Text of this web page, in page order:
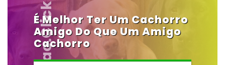
É Melhor Ter Um Cachorro
Amigo Do Que Um Amigo
Cachorro